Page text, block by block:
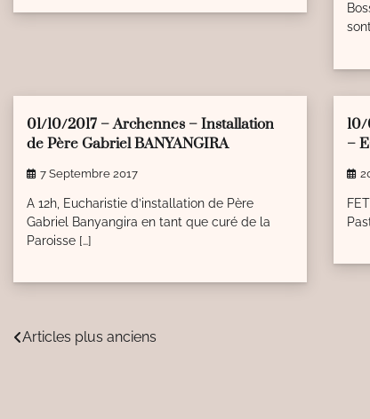
01/10/2017 – Archennes – Installation
de Père Gabriel BANYANGIRA
7 Septembre 2017
A 12h, Eucharistie d’installation de Père
Gabriel Banyangira en tant que curé de la
Paroisse […]
–
Navigation
Articles plus anciens